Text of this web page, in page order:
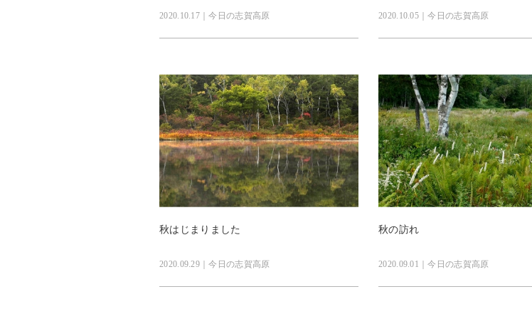
2020.10.17｜今日の志賀高原 2020.10.05｜今日の志賀高原
秋はじまりました
2020.09.29｜今日の志賀高原
秋の訪れ
2020.09.01｜今日の志賀高原